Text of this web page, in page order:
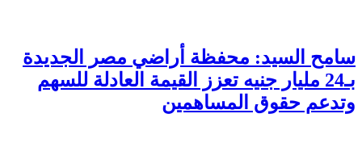
سامح السيد: محفظة أراضي مصر الجديدة
بـ24 مليار جنيه تعزز القيمة العادلة للسهم
وتدعم حقوق المساهمين